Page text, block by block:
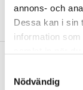
annons- och
Dessa kan i sin
information
Nödvändig
FRÅGA FACKET
skyddsombudet